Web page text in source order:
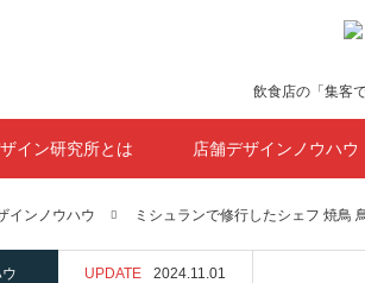
飲食店の「集客
イン研究所とは 店舗デザインノウハウ
インノウハウ ミシュランで修行したシェフ 焼鳥
UPDATE 2024.11.01